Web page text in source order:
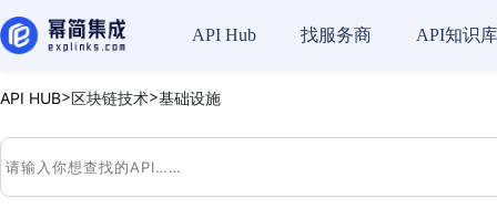
API Hub 找服务商 API知识库
API HUB>区块链技术>基础设施